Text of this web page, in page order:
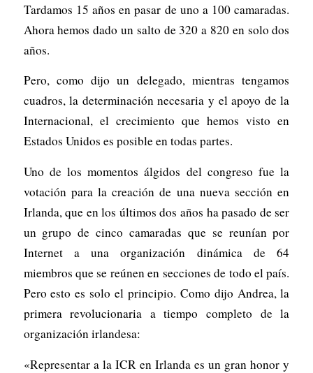
Tardamos 15 años en pasar de uno a 100 camaradas.
Ahora hemos dado un salto de 320 a 820 en solo dos
años.
Pero, como dijo un delegado, mientras tengamos
cuadros, la determinación necesaria y el apoyo de la
Internacional, el crecimiento que hemos visto en
Estados Unidos es posible en todas partes.
Uno de los momentos álgidos del congreso fue la
votación para la creación de una nueva sección en
Irlanda, que en los últimos dos años ha pasado de ser
un grupo de cinco camaradas que se reunían por
Internet a una organización dinámica de 64
miembros que se reúnen en secciones de todo el país.
Pero esto es solo el principio. Como dijo Andrea, la
primera revolucionaria a tiempo completo de la
organización irlandesa:
«Representar a la ICR en Irlanda es un gran honor y